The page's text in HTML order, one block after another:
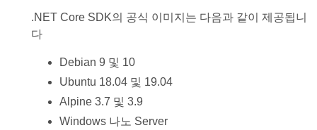
.NET Core SDK의 공식 이미지는 다음과 같이 제공됩니
다
Debian 9 및 10
Ubuntu 18.04 및 19.04
Alpine 3.7 및 3.9
Windows 나노 Server